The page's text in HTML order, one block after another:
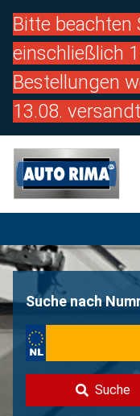
Bitte beachten
einschließlich
Bestellungen
13.08.
Suche nach
Suche